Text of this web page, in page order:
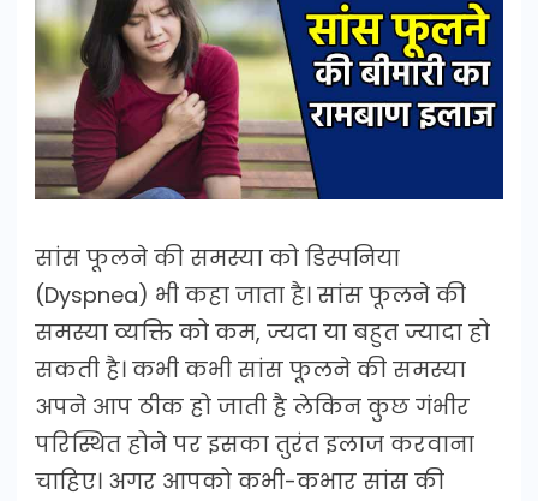
सांस फूलने की समस्या को डिस्पनिया
(Dyspnea) भी कहा जाता है। सांस फूलने की
समस्या व्यक्ति को कम, ज्यदा या बहुत ज्यादा हो
सकती है। कभी कभी सांस फूलने की समस्या
अपने आप ठीक हो जाती है लेकिन कुछ गंभीर
परिस्थित होने पर इसका तुरंत इलाज करवाना
चाहिए। अगर आपको कभी-कभार सांस की